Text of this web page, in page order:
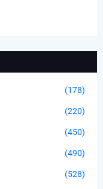
(178)
(220)
(450)
(490)
(528)